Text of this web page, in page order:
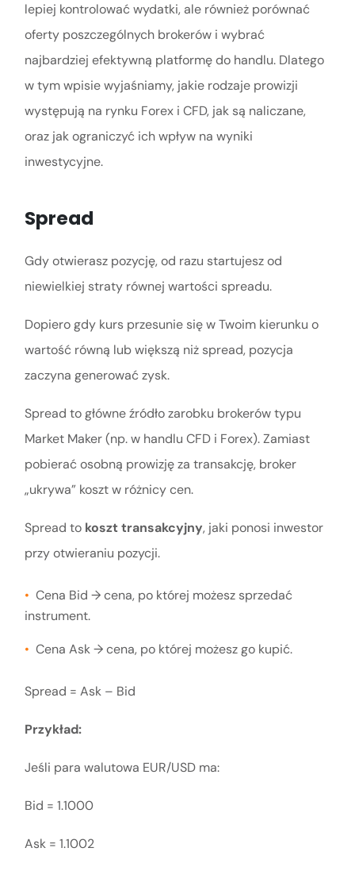
lepiej kontrolować wydatki, ale również porównać
oferty poszczególnych brokerów i wybrać
najbardziej efektywną platformę do handlu. Dlatego
w tym wpisie wyjaśniamy, jakie rodzaje prowizji
występują na rynku Forex i CFD, jak są naliczane,
oraz jak ograniczyć ich wpływ na wyniki
inwestycyjne.
Spread
Gdy otwierasz pozycję, od razu startujesz od
niewielkiej straty równej wartości spreadu.
Dopiero gdy kurs przesunie się w Twoim kierunku o
wartość równą lub większą niż spread, pozycja
zaczyna generować zysk.
Spread to główne źródło zarobku brokerów typu
Market Maker (np. w handlu CFD i Forex). Zamiast
pobierać osobną prowizję za transakcję, broker
„ukrywa” koszt w różnicy cen.
Spread to koszt transakcyjny, jaki ponosi inwestor
przy otwieraniu pozycji.
Cena Bid → cena, po której możesz sprzedać
instrument.
Cena Ask → cena, po której możesz go kupić.
Spread = Ask – Bid
Przykład:
Jeśli para walutowa EUR/USD ma:
Bid = 1.1000
Ask = 1.1002